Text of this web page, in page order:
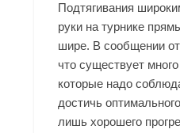
Подтягивания
руки на турнике
шире. В сообщении от
что существует
которые надо
достичь
лишь хорошего